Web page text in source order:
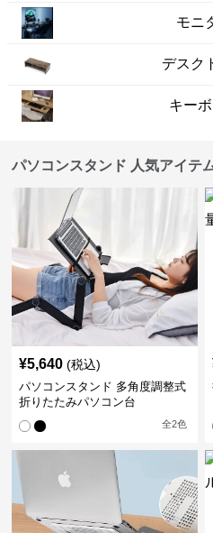
モニ
デスク
キー
パソコンスタンド 人気アイテ
¥5,640 (税込)
パソコンスタンド 多角度調整式
折りたたみパソコン台
全2色